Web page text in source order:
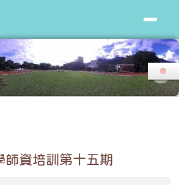
資培訓第十五期